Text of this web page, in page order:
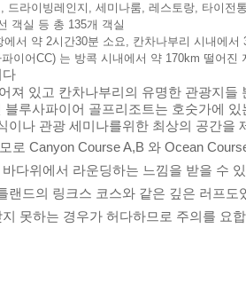
드라이빙레인지, 세미나룸, 레스토랑, 타이전
객실 등 총 135개 객실
서 약 2시간30분 소요, 칸차나부리 시내에서
이어CC) 는 방콕 시내에서 약 170km 떨어진
다
져 있고 칸차나부리의 유명한 관광지들
블루사파이어 골프리조트는 호숫가에
이나 관광 세미나를위한 최상의 공간을
로 Canyon Course A,B 와 Ocean
바다위에서 라운딩하는 느낌을 받을 수
랜드의 링크스 코스와 같은 깊은 러프도
못하는 경우가 허다하므로 주의를 요